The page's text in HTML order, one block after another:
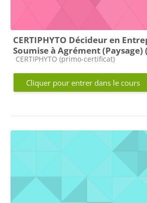
CERTIPHYTO Décideur en
Soumise à Agrément (Paysage)
Catégorie de cours
CERTIPHYTO (primo-certificat)
Cliquer pour entrer dans le cours